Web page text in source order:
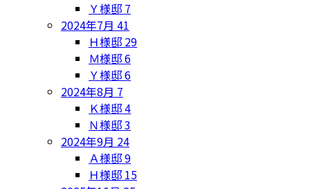
Ｙ様邸 7
2024年7月 41
Ｈ様邸 29
Ｍ様邸6
Ｙ様邸6
2024年8月 7
Ｋ様邸4
Ｎ様邸3
2024年9月 24
Ａ様邸9
Ｈ様邸 15